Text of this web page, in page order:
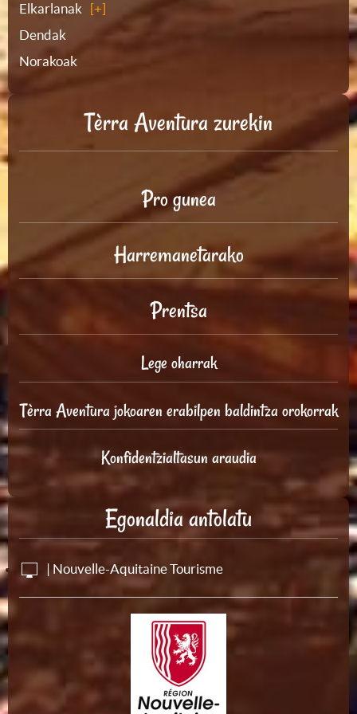
Elkarlanak
Dendak
Norakoak
Tèrra Aventura zurekin
Pro gunea
Harremanetarako
Prentsa
Lege oharrak
Tèrra Aventura jokoaren erabilpen baldintza orokorrak
Konfidentzialtasun araudia
Egonaldia antolatu
| Nouvelle-Aquitaine Tourisme